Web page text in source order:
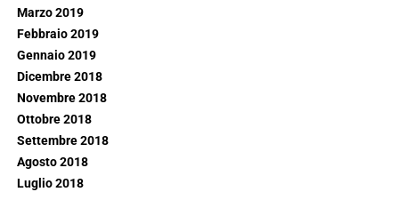
Marzo 2019
Febbraio 2019
Gennaio 2019
Dicembre 2018
Novembre 2018
Ottobre 2018
Settembre 2018
Agosto 2018
Luglio 2018